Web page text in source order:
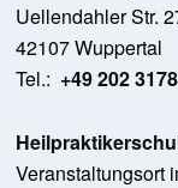
Uellendahler Str.
42107 Wuppertal
Tel.: +49 202
Veranstaltungsort